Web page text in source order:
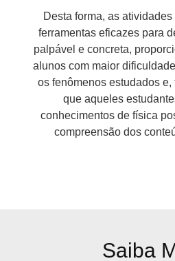
Desta forma, as
ferramentas eficazes para
palpável e concreta,
alunos com maior
os fenômenos estudados
que aqueles
conhecimentos de física
compreensão dos
Saiba